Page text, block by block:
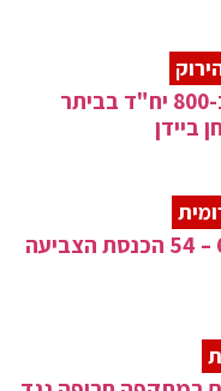
בנייתן של כ-800 יח"ד בביתר
ביידן
ברוב של 61 – 54 הכנסת הצביעה